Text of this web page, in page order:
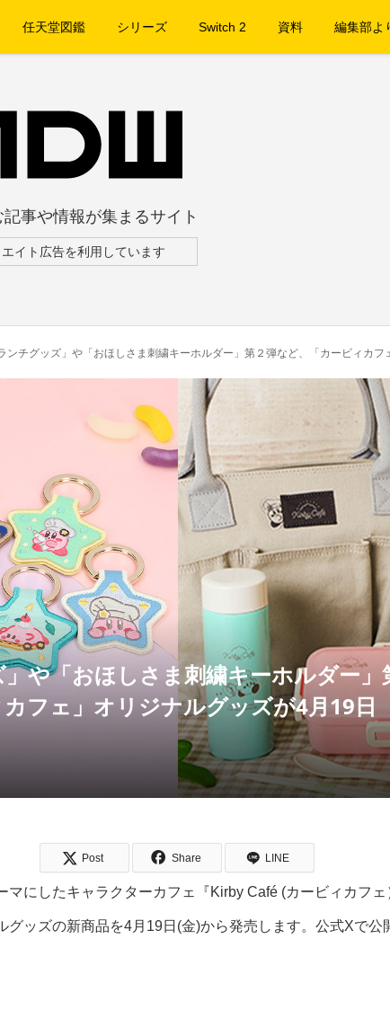
任天堂図鑑 シリーズ Switch 2 資料 編集部よ
事や情報が集まるサイト
イト広告を利用しています
ンチグッズ」や「おほしさま刺繍キーホルダー」第２弾など、「カービィカフェ」オリジナルグッ
」や「おほしさま刺繍キーホルダー」
フェ」オリジナルグッズが4月19日
Post Share LINE
マにしたキャラクターカフェ『Kirby Café (カービィカフ
グッズの新商品を4月19日(金)から発売します。公式Xで公